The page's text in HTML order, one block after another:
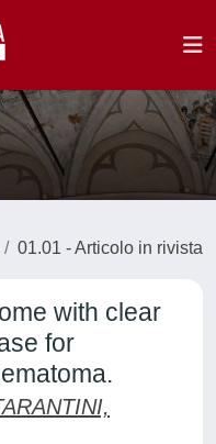
01.01 - Articolo in rivista
with clear
for